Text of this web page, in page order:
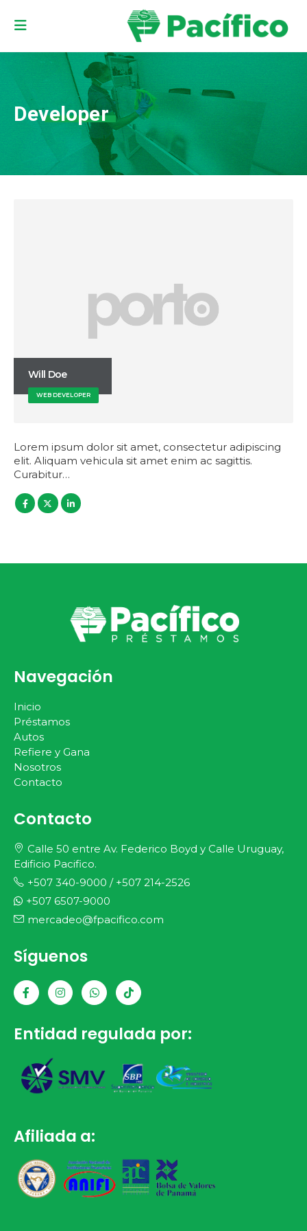
Developer
Will Doe
WEB DEVELOPER
Lorem ipsum dolor sit amet, consectetur adipiscing
elit. Aliquam vehicula sit amet enim ac sagittis.
Curabitur…
Navegación
Inicio
Préstamos
Autos
Refiere y Gana
Nosotros
Contacto
Contacto
Calle 50 entre Av. Federico Boyd y Calle Uruguay,
Edificio Pacifico.
+507 340-9000 / +507 214-2526
+507 6507-9000
mercadeo@fpacifico.com
Síguenos
Entidad regulada por:
Afiliada a: